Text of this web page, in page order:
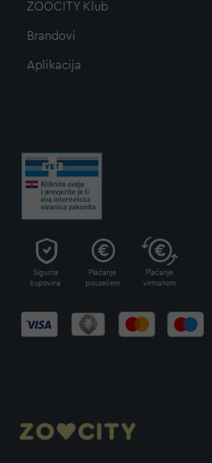
ZOOCITY Klub
Brandovi
Aplikacija
Sigurna
kupovina
Plaćanje
pouzećem
Plaćanje
virmanom